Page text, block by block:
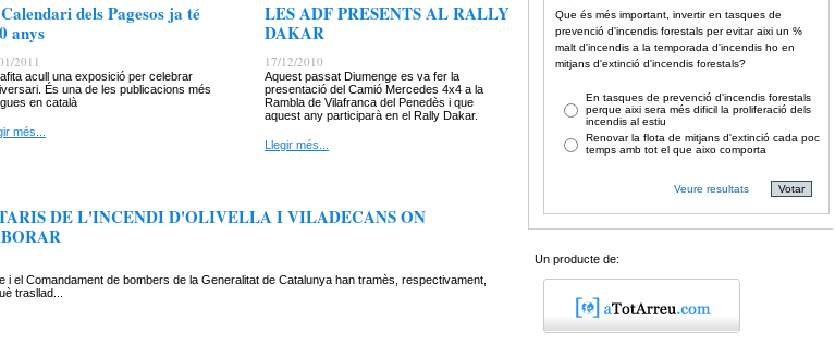
dels Pagesos ja té
anys
2011
acull una exposició per celebrar
És una de les publicacions més
en català
més...
LES ADF PRESENTS AL RALLY
DAKAR
17/12/2010
Aquest passat Diumenge es va fer la
presentació del Camió Mercedes 4x4 a la
Rambla de Vilafranca del Penedès i que
aquest any participarà en el Rally Dakar.
Llegir més...
DE L'INCENDI D'OLIVELLA I VILADECANS ON
i el Comandament de bombers de la Generalitat de Catalunya han tramès, respectivament,
trasllad...
Que és més important, invertir en tasques de
prevenció d'incendis forestals per evitar aixi un %
malt d'incendis a la temporada d'incendis ho en
mitjans d'extinció d'incendis forestals?
En tasques de prevenció d'incendis forestals
perque aixi sera més dificil la proliferació dels
incendis al estiu
Renovar la flota de mitjans d'extinció cada poc
temps amb tot el que aixo comporta
Veure resultats
Un producte de: